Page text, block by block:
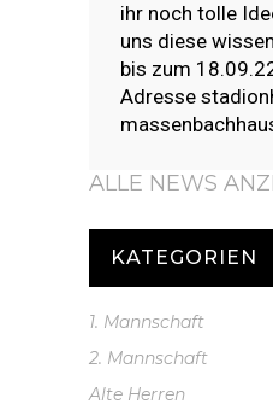
ihr noch tolle
uns diese
bis zum
Adresse
ALLE NEWS
KATEGORIEN
1. Mannschaft
2. Mannschaft
Alte Herren